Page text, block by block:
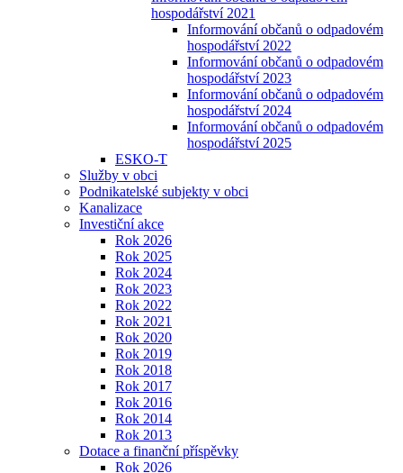
hospodářství 2021
Informování občanů o odpadovém
hospodářství 2022
Informování občanů o odpadovém
hospodářství 2023
Informování občanů o odpadovém
hospodářství 2024
Informování občanů o odpadovém
hospodářství 2025
ESKO-T
Služby v obci
Podnikatelské subjekty v obci
Kanalizace
Investiční akce
Rok 2026
Rok 2025
Rok 2024
Rok 2023
Rok 2022
Rok 2021
Rok 2020
Rok 2019
Rok 2018
Rok 2017
Rok 2016
Rok 2014
Rok 2013
Dotace a finanční příspěvky
Rok 2026